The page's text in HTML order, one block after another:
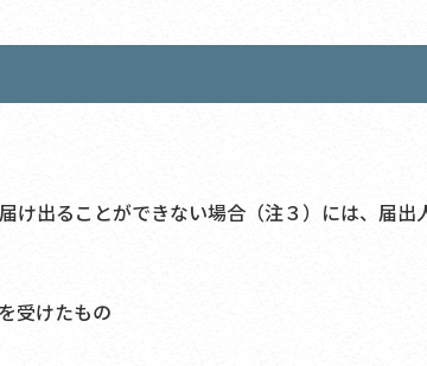
け出ることができない場合（注３）には、届出
受けたもの